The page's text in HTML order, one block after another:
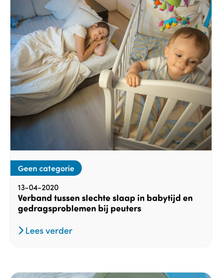
Geen categorie
13-04-2020
Verband tussen slechte slaap in babytijd en
gedragsproblemen bij peuters
Lees verder